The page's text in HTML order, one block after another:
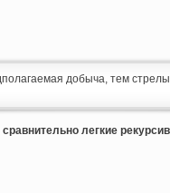
добыча, тем
легкие